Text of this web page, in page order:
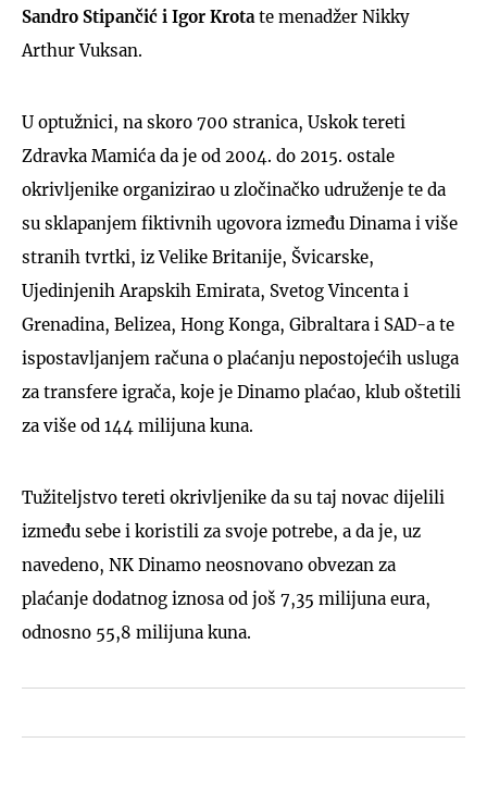
Sandro Stipančić i Igor Krotate menadžer Nikky
Arthur Vuksan.
U optužnici, na skoro 700 stranica, Uskok tereti
Zdravka Mamića da je od 2004. do 2015. ostale
okrivljenike organizirao u zločinačko udruženje te da
su sklapanjem fiktivnih ugovora između Dinama i više
stranih tvrtki, iz Velike Britanije, Švicarske,
Ujedinjenih Arapskih Emirata, Svetog Vincenta i
Grenadina, Belizea, Hong Konga, Gibraltara i SAD-a te
ispostavljanjem računa o plaćanju nepostojećih usluga
za transfere igrača, koje je Dinamo plaćao, klub oštetili
za više od 144 milijuna kuna.
Tužiteljstvo tereti okrivljenike da su taj novac dijelili
između sebe i koristili za svoje potrebe, a da je, uz
navedeno, NK Dinamo neosnovano obvezan za
plaćanje dodatnog iznosa od još 7,35 milijuna eura,
odnosno 55,8 milijuna kuna.